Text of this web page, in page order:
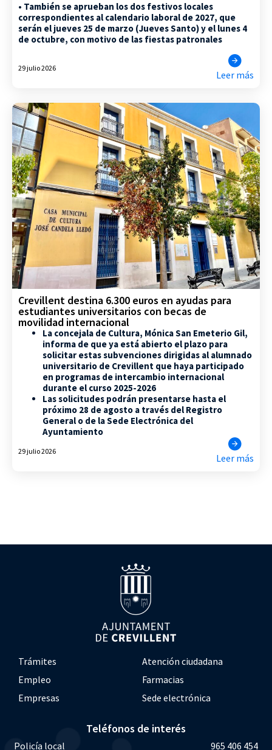
• También se aprueban los dos festivos locales
correspondientes al calendario laboral de 2027, que
serán el jueves 25 de marzo (Jueves Santo) y el lunes 4
de octubre, con motivo de las fiestas patronales
29 julio 2026
Leer más
Crevillent destina 6.300 euros en ayudas para
estudiantes universitarios con becas de
movilidad internacional
La concejala de Cultura, Mónica San Emeterio Gil,
informa de que ya está abierto el plazo para
solicitar estas subvenciones dirigidas al alumnado
universitario de Crevillent que haya participado
en programas de intercambio internacional
durante el curso 2025-2026
Las solicitudes podrán presentarse hasta el
próximo 28 de agosto a través del Registro
General o de la Sede Electrónica del
Ayuntamiento
29 julio 2026
Leer más
Trámites
Atención ciudadana
Empleo
Farmacias
Empresas
Sede electrónica
Teléfonos de interés
Policía local
965 406 454